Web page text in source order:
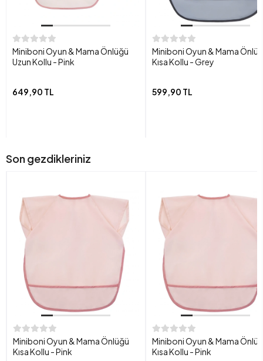
Miniboni Oyun & Mama Önlüğü
Uzun Kollu - Pink
649,90 TL
Miniboni Oyun & Mama
Kısa Kollu - Grey
599,90 TL
Son gezdikleriniz
Miniboni Oyun & Mama Önlüğü
Kısa Kollu - Pink
Miniboni Oyun & Mama
Kısa Kollu - Pink